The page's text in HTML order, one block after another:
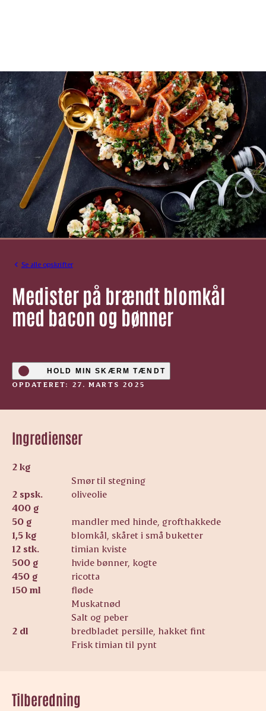
Se alle opskrifter
Medister på brændt blomkål
med bacon og bønner
HOLD MIN SKÆRM TÆNDT
OPDATERET: 27. MARTS 2025
Ingredienser
2 kg
Smør til stegning
2 spsk.
oliveolie
400 g
50 g
mandler med hinde, grofthakkede
1,5 kg
blomkål, skåret i små buketter
12 stk.
timian kviste
500 g
hvide bønner, kogte
450 g
ricotta
150 ml
fløde
Muskatnød
Salt og peber
2 dl
bredbladet persille, hakket fint
Frisk timian til pynt
Tilberedning